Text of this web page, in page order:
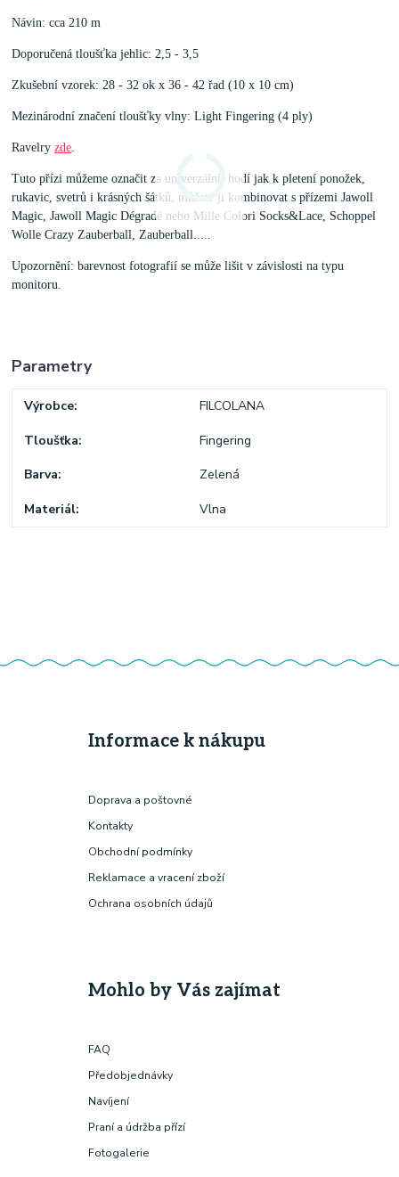
Návin: cca 210 m
Doporučená tloušťka jehlic: 2,5 - 3,5
Zkušební vzorek: 28 - 32 ok x 36 - 42 řad (10 x 10 cm)
Mezinárodní značení tloušťky vlny: Light Fingering (4 ply)
Ravelryzde
Tuto přízi můžeme označit za univerzální, hodí jak k pletení ponožek,
rukavic, svetrů i krásných šátků, můžete ji kombinovat s přízemi Jawoll
Magic, Jawoll Magic Dégradé nebo Mille Colori Socks&Lace, Schoppel
Wolle Crazy Zauberball, Zauberball.....
Upozornění: barevnost fotografií se může lišit v závislosti na typu
monitoru.
Parametry
Výrobce FILCOLANA
Tloušťka Fingering
Barva Zelená
Materiál Vlna
Informace k nákupu
Doprava a poštovné
Kontakty
Obchodní podmínky
Reklamace a vracení zboží
Ochrana osobních údajů
Mohlo by Vás zajímat
FAQ
Předobjednávky
Navíjení
Praní a údržba přízí
Fotogalerie